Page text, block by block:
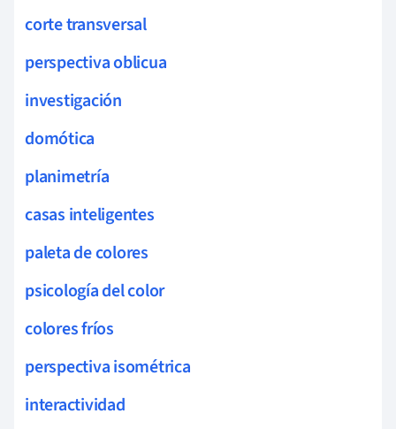
corte transversal
perspectiva oblicua
investigación
domótica
planimetría
casas inteligentes
paleta de colores
psicología del color
colores fríos
perspectiva isométrica
interactividad